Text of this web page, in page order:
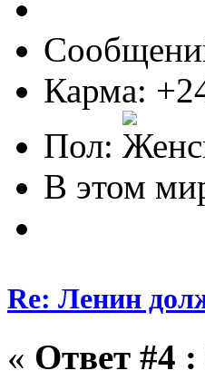
Карма:
Пол:
В этом
Re: Ленин
« Ответ #4 :